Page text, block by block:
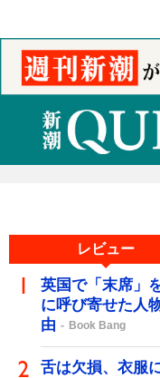
レビュー
英国で「末席」
に呼び寄せた人
由
Book Bang
舌は欠損、衣服